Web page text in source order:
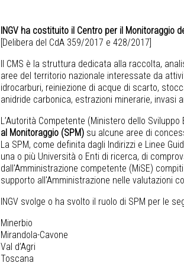
INGV ha costituito il Centro per il Monitoraggio
[Delibera del CdA 359/2017 e 428/2017]
Il CMS è la struttura dedicata alla raccolta,
aree del territorio nazionale interessate da
idrocarburi, reiniezione di acque di scarto,
anidride carbonica, estrazioni minerarie,
L’Autorità Competente (Ministero dello
al Monitoraggio (SPM) su alcune aree di
La SPM, come definita dagli Indirizzi e Linee
una o più Università o Enti di ricerca, di
dall'Amministrazione competente (MiSE)
supporto all'Amministrazione nelle valutazioni
INGV svolge o ha svolto il ruolo di SPM per le
Minerbio
Mirandola-Cavone
Val d’Agri
Toscana